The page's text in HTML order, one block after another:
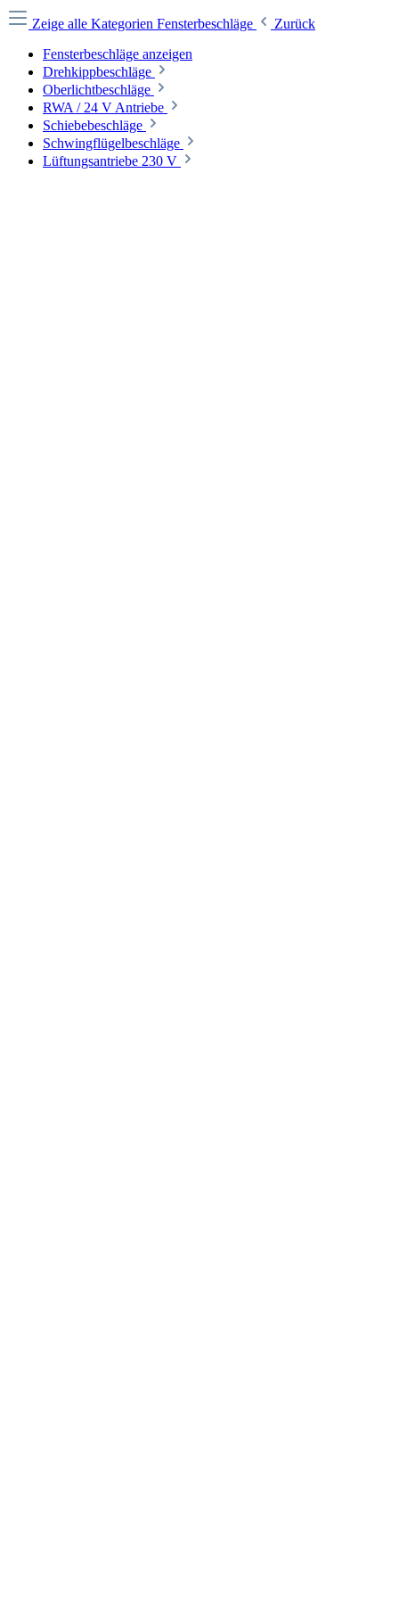
Zeige alle Kategorien Fensterbeschläge
Zurück
Fensterbeschläge anzeigen
Drehkippbeschläge
Oberlichtbeschläge
RWA / 24 V Antriebe
Schiebebeschläge
Schwingflügelbeschläge
Lüftungsantriebe 230 V